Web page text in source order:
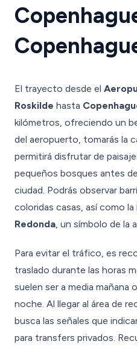
El trayecto desde el
Roskilde hasta
kilómetros, ofreciendo un
del aeropuerto, tomarás la
permitirá disfrutar de
pequeños bosques antes
ciudad. Podrás observar
coloridas casas, así como
Redonda, un símbolo de la
Para evitar el tráfico, es
traslado durante las horas
suelen ser a media mañana
noche. Al llegar al área de
busca las señales que
para transfers privados.